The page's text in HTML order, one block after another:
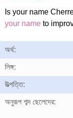
Is your name
your name to
অর্থ:
লিঙ্গ:
উত্পত্তি:
অনুরূপ শব্দ ছেলেদের: